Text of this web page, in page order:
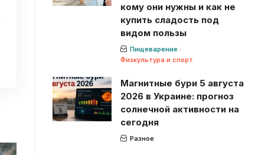
кому они нужны и как не
купить сладость под
видом пользы
Пищеварение
Физкультура и спорт
Магнитные бури 5 августа
2026 в Украине: прогноз
солнечной активности на
сегодня
Разное